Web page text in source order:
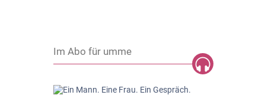
Im Abo für umme